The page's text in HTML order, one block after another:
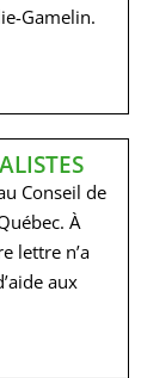
Gamelin.
Conseil de
À
lettre n’a
aux